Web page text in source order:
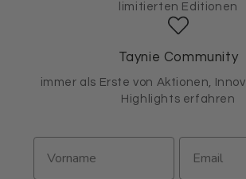
limitierten Editionen
Taynie Community
immer als Erste von Aktionen,
Highlights erfahren